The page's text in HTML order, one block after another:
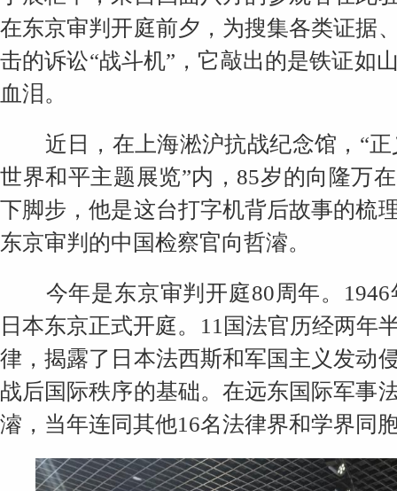
在东京审判开庭前夕，为搜集各类证据
击的诉讼“战斗机”，它敲出的是铁证如
血泪。
近日，在上海淞沪抗战纪念馆，“
世界和平主题展览”内，85岁的向隆万
下脚步，他是这台打字机背后故事的梳
东京审判的中国检察官向哲濬。
今年是东京审判开庭80周年。1946
日本东京正式开庭。11国法官历经两年
律，揭露了日本法西斯和军国主义发动
战后国际秩序的基础。在远东国际军事
濬，当年连同其他16名法律界和学界同